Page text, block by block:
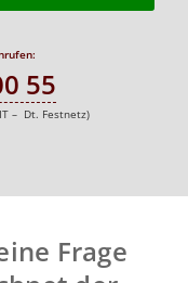
55
– Dt. Festnetz)
Frage